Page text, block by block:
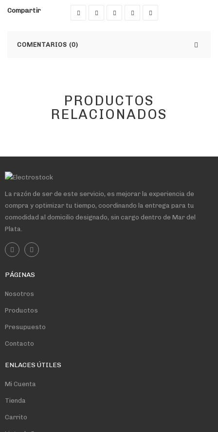
Compartir
COMENTARIOS (0)
PRODUCTOS
RELACIONADOS
La razón de ser de este servicio, es mejorar la experiencia de
compra y optimizar tu tiempo, coordinando la entrega para tu
comodidad al domicilio designado, sin cargo dentro de Mar del
Plata.
PÁGINAS
Nosotros
Productos
Presupuesto
Contacto
ENLACES ÚTILES
Mi Cuenta
Tienda
Carrito